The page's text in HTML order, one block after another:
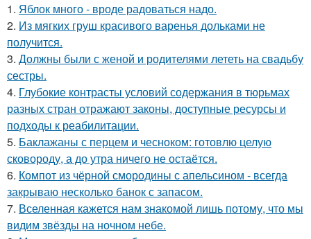
1. Яблок много - вроде радоваться надо.
2. Из мягких груш красивого варенья дольками не
получится.
3. Должны были с женой и родителями лететь на свадьбу
сестры.
4. Глубокие контрасты условий содержания в тюрьмах
разных стран отражают законы, доступные ресурсы и
подходы к реабилитации.
5. Баклажаны с перцем и чесноком: готовлю целую
сковороду, а до утра ничего не остаётся.
6. Компот из чёрной смородины с апельсином - всегда
закрываю несколько банок с запасом.
7. Вселенная кажется нам знакомой лишь потому, что мы
видим звёзды на ночном небе.